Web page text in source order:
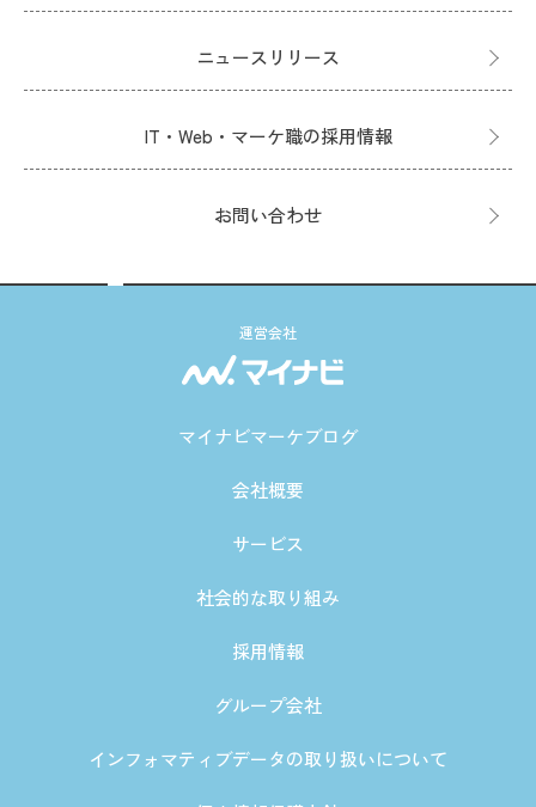
ニュースリリース
IT・Web・マーケ職の採用情報
お問い合わせ
運営会社
マイナビマーケブログ
会社概要
サービス
社会的な取り組み
採用情報
グループ会社
インフォマティブデータの取り扱いについて